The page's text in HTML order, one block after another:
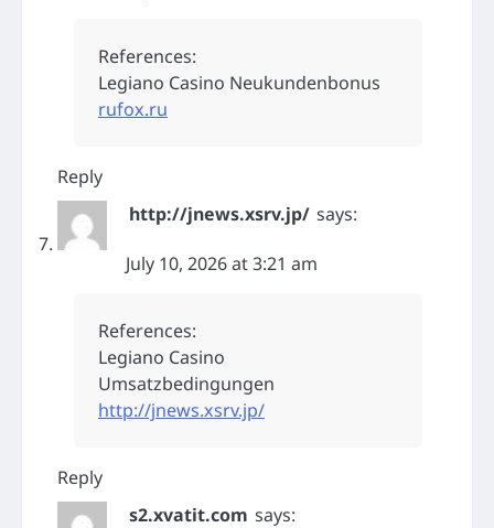
References:
Legiano Casino Neukundenbonus
rufox.ru
Reply
http://jnews.xsrv.jp/ says:
July 10, 2026 at 3:21 am
References:
Legiano Casino
Umsatzbedingungen
http://jnews.xsrv.jp/
Reply
s2.xvatit.com says: